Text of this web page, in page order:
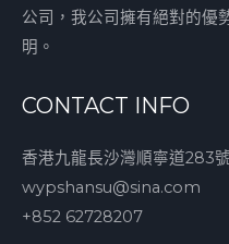
公司，我公司擁有絕對的優
明。
CONTACT INFO
香港九龍長沙灣順寧道283
wypshansu@sina.com
+852 62728207